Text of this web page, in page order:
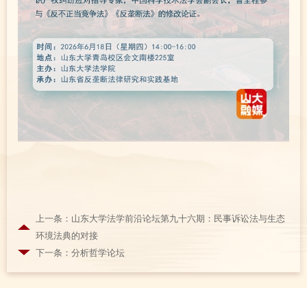
上一条：山东大学法学前沿论坛第九十六期：民事诉讼法与生态
环境法典的对接
下一条：分析哲学论坛